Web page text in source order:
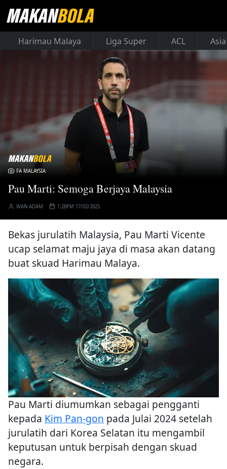
Harimau Malaya Liga Super ACL
FA MALAYSIA
Pau Marti: Semoga Berjaya Malaysia
WAN ADAM 1:28PM 17/02/2025
Bekas jurulatih Malaysia, Pau Marti Vicente
ucap selamat maju jaya di masa akan datang
buat skuad Harimau Malaya.
Pau Marti diumumkan sebagai pengganti
kepada Kim Pan-gon pada Julai 2024 setelah
jurulatih dari Korea Selatan itu mengambil
keputusan untuk berpisah dengan skuad
negara.